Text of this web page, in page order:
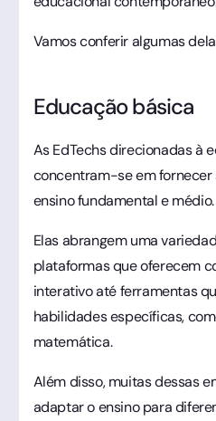
Vamos conferir algumas
Educação básica
As EdTechs direcionadas à
concentram-se em fornecer
ensino fundamental e médio.
Elas abrangem uma
plataformas que oferecem
interativo até ferramentas
habilidades específicas,
matemática.
Além disso, muitas dessas
adaptar o ensino para